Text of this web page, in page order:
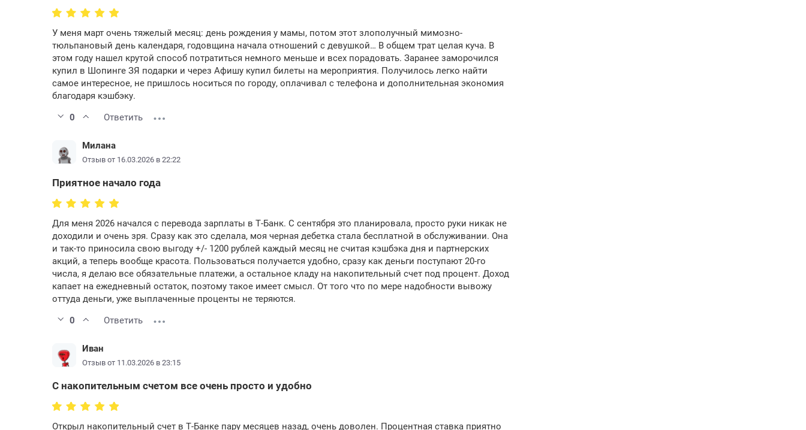
У меня март очень тяжелый месяц: день рождения у мамы, потом этот злополучный мимозно-
тюльпановый день календаря, годовщина начала отношений с девушкой… В общем трат целая куча. В
этом году нашел крутой способ потратиться немного меньше и всех порадовать. Заранее заморочился
купил в Шопинге ЗЯ подарки и через Афишу купил билеты на мероприятия. Получилось легко найти
самое интересное, не пришлось носиться по городу, оплачивал с телефона и дополнительная экономия
благодаря кэшбэку.
0
Ответить
Милана
Отзыв от 16.03.2026 в 22:22
Приятное начало года
Для меня 2026 начался с перевода зарплаты в Т-Банк. С сентября это планировала, просто руки никак не
доходили и очень зря. Сразу как это сделала, моя черная дебетка стала бесплатной в обслуживании. Она
и так-то приносила свою выгоду +/- 1200 рублей каждый месяц не считая кэшбэка дня и партнерских
акций, а теперь вообще красота. Пользоваться получается удобно, сразу как деньги поступают 20-го
числа, я делаю все обязательные платежи, а остальное кладу на накопительный счет под процент. Доход
капает на ежедневный остаток, поэтому такое имеет смысл. От того что по мере надобности вывожу
оттуда деньги, уже выплаченные проценты не теряются.
0
Ответить
Иван
Отзыв от 11.03.2026 в 23:15
С накопительным счетом все очень просто и удобно
Открыл накопительный счет в Т-Банке пару месяцев назад, очень доволен. Процентная ставка приятно